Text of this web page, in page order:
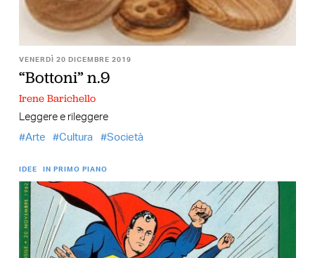
VENERDÌ 20 DICEMBRE 2019
“Bottoni” n.9
Irene Barichello
Leggere e rileggere
Arte
Cultura Società
IDEE IN PRIMO PIANO